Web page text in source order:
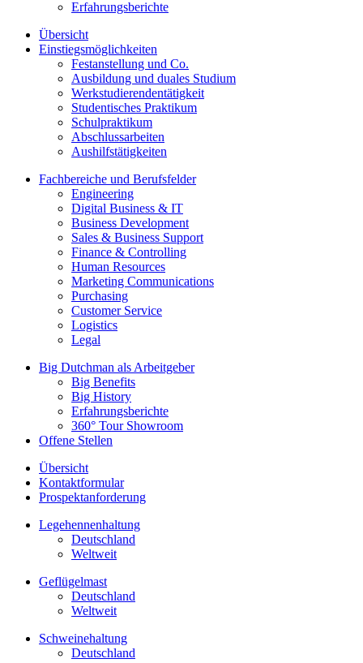
Erfahrungsberichte
Übersicht
Einstiegsmöglichkeiten
Festanstellung und Co.
Ausbildung und duales Studium
Werkstudierendentätigkeit
Studentisches Praktikum
Schulpraktikum
Abschlussarbeiten
Aushilfstätigkeiten
Fachbereiche und Berufsfelder
Engineering
Digital Business & IT
Business Development
Sales & Business Support
Finance & Controlling
Human Resources
Marketing Communications
Purchasing
Customer Service
Logistics
Legal
Big Dutchman als Arbeitgeber
Big Benefits
Big History
Erfahrungsberichte
360° Tour Showroom
Offene Stellen
Übersicht
Kontaktformular
Prospektanforderung
Legehennenhaltung
Deutschland
Weltweit
Geflügelmast
Deutschland
Weltweit
Schweinehaltung
Deutschland